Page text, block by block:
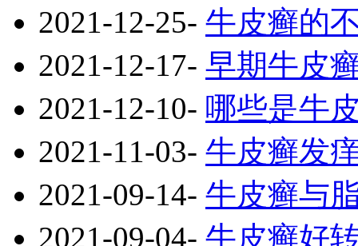
2021-12-25- 牛皮癣的
2021-12-17- 早期牛皮
2021-12-10- 哪些是牛
2021-11-03- 牛皮癣发
2021-09-14- 牛皮癣与
2021-09-04- 牛皮癣好